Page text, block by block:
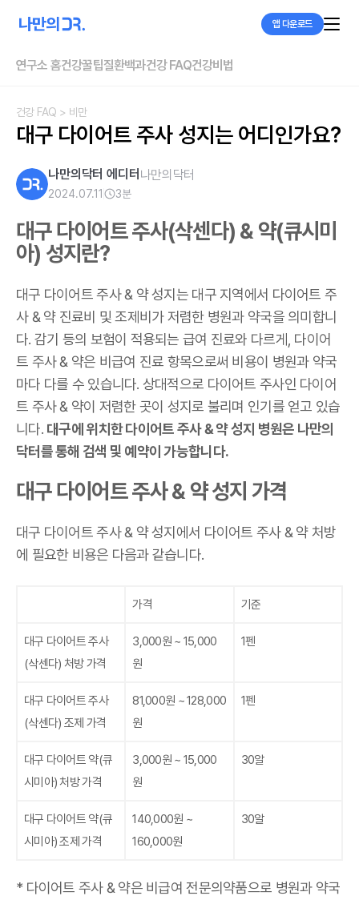
앱 다운로드
연구소 홈건강꿀팁질환백과건강 FAQ건강비법
건강 FAQ > 비만
대구 다이어트 주사 성지는 어디인가요?
나만의닥터 에디터 나만의닥터
2024.07.11 3분
대구 다이어트 주사(삭센다) & 약(큐시미
아) 성지란?
대구 다이어트 주사 & 약 성지는 대구 지역에서 다이어트 주
사 & 약 진료비 및 조제비가 저렴한 병원과 약국을 의미합니
다. 감기 등의 보험이 적용되는 급여 진료와 다르게, 다이어
트 주사 & 약은 비급여 진료 항목으로써 비용이 병원과 약국
마다 다를 수 있습니다. 상대적으로 다이어트 주사인 다이어
트 주사 & 약이 저렴한 곳이 성지로 불리며 인기를 얻고 있습
니다. 대구에 위치한 다이어트 주사 & 약 성지 병원은 나만의
닥터를 통해 검색 및 예약이 가능합니다.
대구 다이어트 주사 & 약 성지 가격
대구 다이어트 주사 & 약 성지에서 다이어트 주사 & 약 처방
에 필요한 비용은 다음과 같습니다.
가격 기준
대구 다이어트 주사
(삭센다) 처방 가격
3,000원 ~ 15,000
원
1펜
대구 다이어트 주사
(삭센다) 조제 가격
81,000원 ~ 128,000
원
1펜
대구 다이어트 약(큐
시미아)처방 가격
3,000원 ~ 15,000
원
30알
대구 다이어트 약(큐
시미아)조제 가격
140,000원 ~
160,000원
30알
* 다이어트 주사 & 약은 비급여 전문의약품으로 병원과 약국